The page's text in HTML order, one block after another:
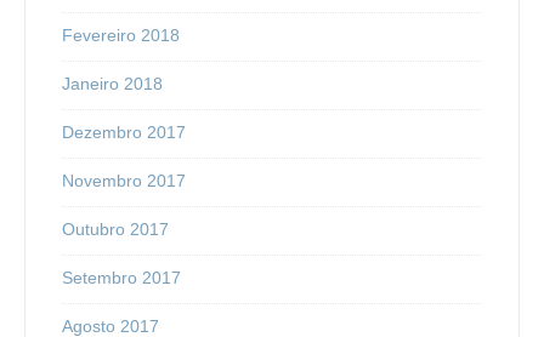
Fevereiro 2018
Janeiro 2018
Dezembro 2017
Novembro 2017
Outubro 2017
Setembro 2017
Agosto 2017